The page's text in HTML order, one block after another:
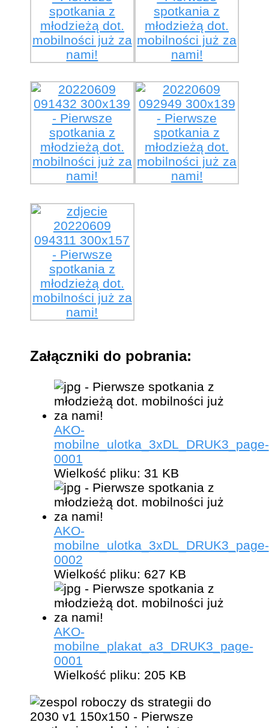
Załączniki do pobrania:
AKO-
mobilne_ulotka_3xDL_DRUK3_page-
0001
Wielkość pliku: 31 KB
AKO-
mobilne_ulotka_3xDL_DRUK3_page-
0002
Wielkość pliku: 627 KB
AKO-
mobilne_plakat_a3_DRUK3_page-
0001
Wielkość pliku: 205 KB